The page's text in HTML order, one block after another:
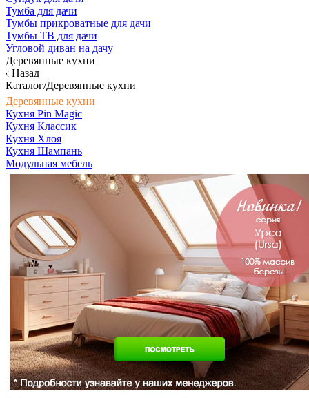
Тумба для дачи
Тумбы прикроватные для дачи
Тумбы ТВ для дачи
Угловой диван на дачу
Деревянные кухни
Назад
Каталог/Деревянные кухни
Деревянные кухни
Кухня Pin Magic
Кухня Классик
Кухня Хлоя
Кухня Шампань
Модульная мебель